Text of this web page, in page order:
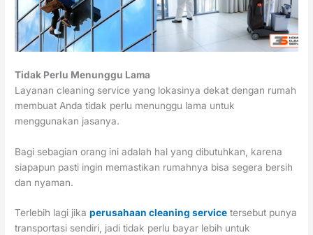
Tidak Perlu Menunggu Lama
Layanan cleaning service yang lokasinya dekat dengan rumah
membuat Anda tidak perlu menunggu lama untuk
menggunakan jasanya.
Bagi sebagian orang ini adalah hal yang dibutuhkan, karena
siapapun pasti ingin memastikan rumahnya bisa segera bersih
dan nyaman.
Terlebih lagi jikaperusahaan cleaning service tersebut punya
transportasi sendiri, jadi tidak perlu bayar lebih untuk